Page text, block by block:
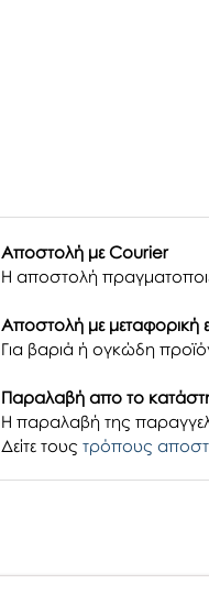
Αποστολή με Courier
Η αποστολή
Αποστολή με μεταφορική
Για βαριά ή ογκώδη
Παραλαβή απο το
H παραλαβή της
Δείτε τους τρόπους